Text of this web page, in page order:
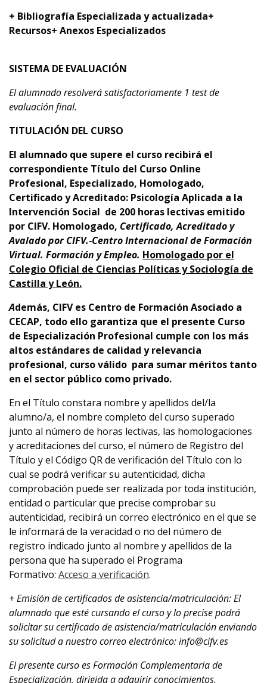
+ Bibliografía Especializada y actualizada+
Recursos+ Anexos Especializados
SISTEMA DE EVALUACIÓN
El alumnado resolverá satisfactoriamente 1 test de
evaluación final.
TITULACIÓN DEL CURSO
El alumnado que supere el curso recibirá el
correspondiente Título del Curso Online
Profesional, Especializado, Homologado,
Certificado y Acreditado: Psicología Aplicada a la
Intervención Social de 200 horas lectivas emitido
por CIFV. Homologado, Certificado, Acreditado y
Avalado por CIFV.-Centro Internacional de Formación
Virtual. Formación y Empleo. Homologado por el
Colegio Oficial de Ciencias Políticas y Sociología de
Castilla y León.
Además, CIFV es Centro de Formación Asociado a
CECAP, todo ello garantiza que el presente Curso
de Especialización Profesional cumple con los más
altos estándares de calidad y relevancia
profesional, cursoválido para sumar méritos tanto
en el sector público como privado.
En el Título constara nombre y apellidos del/la
alumno/a, el nombre completo del curso superado
junto al número de horas lectivas, las homologaciones
y acreditaciones del curso, el número de Registro del
Título y el Código QR de verificación del Título con lo
cual se podrá verificar su autenticidad, dicha
comprobación puede ser realizada por toda institución,
entidad o particular que precise comprobar su
autenticidad, recibirá un correo electrónico en el que se
le informará de la veracidad o no del número de
registro indicado junto al nombre y apellidos de la
persona que ha superado el Programa
Formativo: Acceso a verificación.
+ Emisión de certificados de asistencia/matriculación: El
alumnado que esté cursando el curso y lo precise podrá
solicitar su certificado de asistencia/matriculación enviando
su solicitud a nuestro correo electrónico: info@cifv.es
El presente curso esFormación Complementaria de
Especialización, dirigida a adquirir conocimientos,